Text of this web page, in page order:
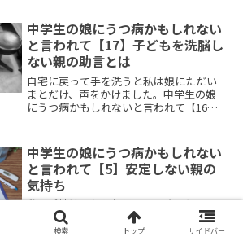
院に、提出しにいかなければなりません
でした。 (adsby...
中学生の娘にうつ病かもしれない
と言われて【17】子どもを洗脳し
ない親の助言とは
自宅に戻って手を洗うと私は娘にただい
まとだけ、声をかけました。中学生の娘
にうつ病かもしれないと言われて【16】
window.adsbygoogle || []).p...
中学生の娘にうつ病かもしれない
と言われて【5】安定しない親の
気持ち
私の感情は日替わりランチのようにコロ
コロとうつり変わる。中学生の娘にうつ
病かもしれないと言われて【4】親の思い
検索 トップ サイドバー